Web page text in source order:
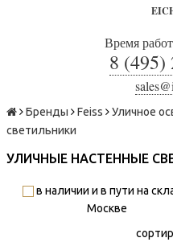
Время
8 (495)
Бренды Feiss Уличное
светильники
УЛИЧНЫЕ НАСТЕННЫЕ
в наличии и в пути на
Москве